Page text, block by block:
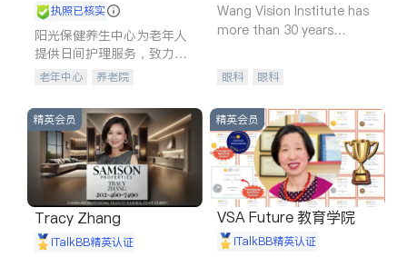
执照已核实
阳光保健养生中心为老年人
提供日间护理服务，致力于
通过持续的护理创新来有效
老年中心 养老院
Wang Vision Institute has
more than 30 years
眼科 眼科
精英会员
Tracy Zhang
iTalkBB精英认证
精英会员
VSA Future 教育学院
iTalkBB精英认证